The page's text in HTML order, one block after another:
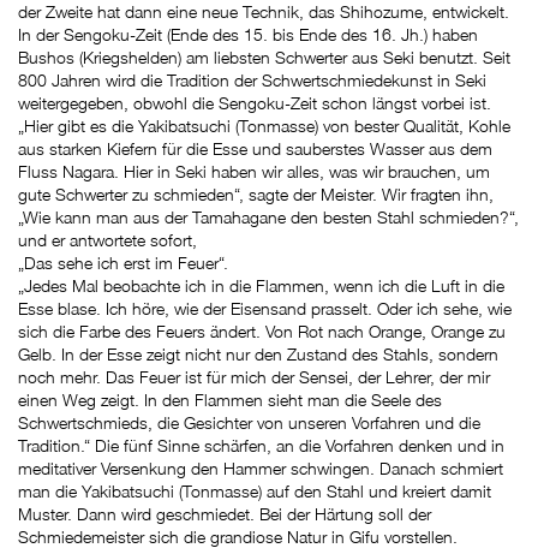
der Zweite hat dann eine neue Technik, das Shihozume, entwickelt.
In der Sengoku-Zeit (Ende des 15. bis Ende des 16. Jh.) haben
Bushos (Kriegshelden) am liebsten Schwerter aus Seki benutzt. Seit
800 Jahren wird die Tradition der Schwertschmiedekunst in Seki
weitergegeben, obwohl die Sengoku-Zeit schon längst vorbei ist.
„Hier gibt es die Yakibatsuchi (Tonmasse) von bester Qualität, Kohle
aus starken Kiefern für die Esse und sauberstes Wasser aus dem
Fluss Nagara. Hier in Seki haben wir alles, was wir brauchen, um
gute Schwerter zu schmieden“, sagte der Meister. Wir fragten ihn,
„Wie kann man aus der Tamahagane den besten Stahl schmieden?“,
und er antwortete sofort,
„Das sehe ich erst im Feuer“.
„Jedes Mal beobachte ich in die Flammen, wenn ich die Luft in die
Esse blase. Ich höre, wie der Eisensand prasselt. Oder ich sehe, wie
sich die Farbe des Feuers ändert. Von Rot nach Orange, Orange zu
Gelb. In der Esse zeigt nicht nur den Zustand des Stahls, sondern
noch mehr. Das Feuer ist für mich der Sensei, der Lehrer, der mir
einen Weg zeigt. In den Flammen sieht man die Seele des
Schwertschmieds, die Gesichter von unseren Vorfahren und die
Tradition.“ Die fünf Sinne schärfen, an die Vorfahren denken und in
meditativer Versenkung den Hammer schwingen. Danach schmiert
man die Yakibatsuchi (Tonmasse) auf den Stahl und kreiert damit
Muster. Dann wird geschmiedet. Bei der Härtung soll der
Schmiedemeister sich die grandiose Natur in Gifu vorstellen.